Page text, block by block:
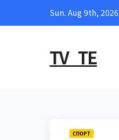
Sun. Aug 9th, 2026
TV_TE
СПОРТ